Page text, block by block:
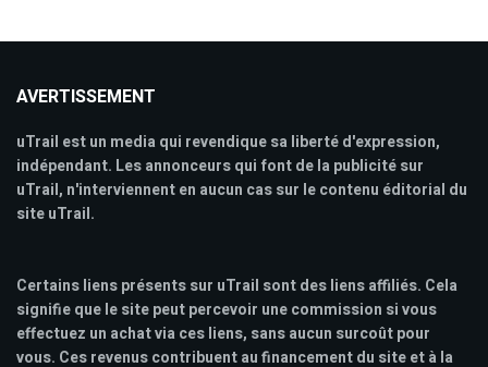
AVERTISSEMENT
uTrail est un media qui revendique sa liberté d'expression,
indépendant. Les annonceurs qui font de la publicité sur
uTrail, n'interviennent en aucun cas sur le contenu éditorial du
site uTrail.
Certains liens présents sur uTrail sont des liens affiliés. Cela
signifie que le site peut percevoir une commission si vous
effectuez un achat via ces liens, sans aucun surcoût pour
vous. Ces revenus contribuent au financement du site et à la